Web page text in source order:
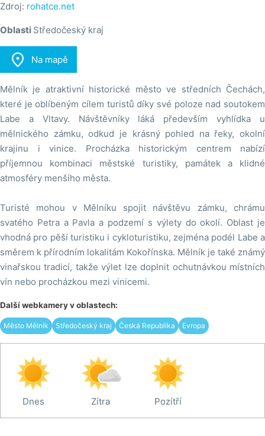
Zdroj: rohatce.net
Oblasti Středočeský kraj
 Na mapě
Mělník je atraktivní historické město ve středních Čechách,
které je oblíbeným cílem turistů díky své poloze nad soutokem
Labe a Vltavy. Návštěvníky láká především vyhlídka u
mělnického zámku, odkud je krásný pohled na řeky, okolní
krajinu i vinice. Procházka historickým centrem nabízí
příjemnou kombinaci městské turistiky, památek a klidné
atmosféry menšího města.
Turisté mohou v Mělníku spojit návštěvu zámku, chrámu
svatého Petra a Pavla a podzemí s výlety do okolí. Oblast je
vhodná pro pěší turistiku i cykloturistiku, zejména podél Labe a
směrem k přírodním lokalitám Kokořínska. Mělník je také známý
vinařskou tradicí, takže výlet lze doplnit ochutnávkou místních
vín nebo procházkou mezi vinicemi.
Další webkamery v oblastech:
Město Mělník Středočeský kraj Česká Republika Evropa
Dnes Zítra Pozítří